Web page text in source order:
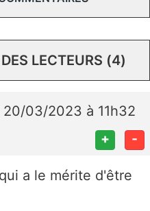
LECTEURS (4)
20/03/2023 à 11h32
+ -
a le mérite d'être